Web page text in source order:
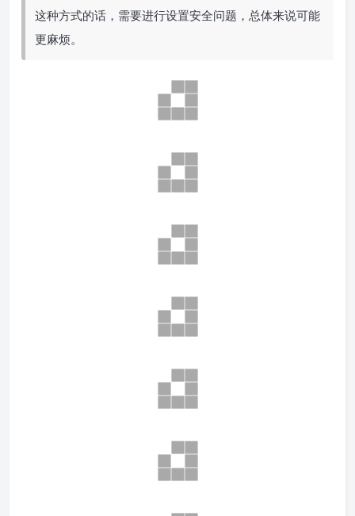
这种方式的话，需要进行设置安全问题，总体来说可能
更麻烦。